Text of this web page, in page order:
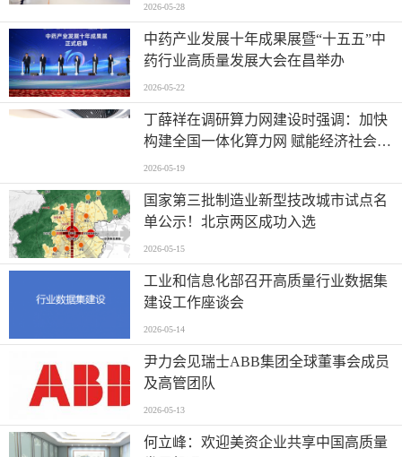
2026-05-28
中药产业发展十年成果展暨“十五五”中
药行业高质量发展大会在昌举办
2026-05-22
丁薛祥在调研算力网建设时强调：加快
构建全国一体化算力网 赋能经济社会高
质量发展
2026-05-19
国家第三批制造业新型技改城市试点名
单公示！北京两区成功入选
2026-05-15
工业和信息化部召开高质量行业数据集
建设工作座谈会
2026-05-14
尹力会见瑞士ABB集团全球董事会成员
及高管团队
2026-05-13
何立峰：欢迎美资企业共享中国高质量